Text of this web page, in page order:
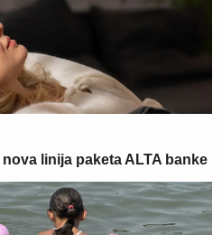
linija paketa ALTA banke